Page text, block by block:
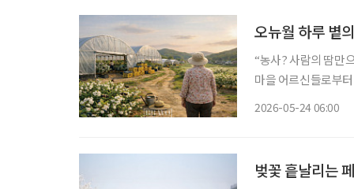
오뉴월 하루 볕
“농사? 사람의 땀만
마을 어르신들로부터 틈날
2026-05-24 06:00
벚꽃 흩날리는